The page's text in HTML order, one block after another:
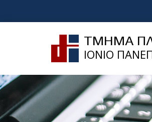
ΤΜΗΜΑ
ΙΟΝΙΟ